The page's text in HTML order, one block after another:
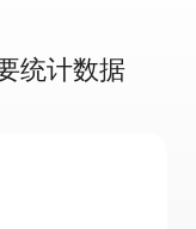
统计数据